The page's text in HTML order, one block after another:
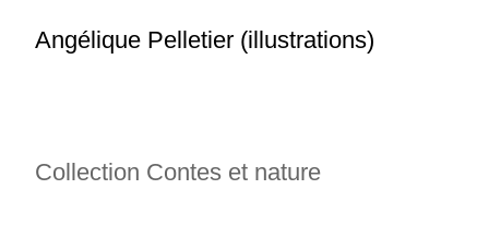
pleuvait de toutes les couleurs
Angélique Pelletier (illustrations)
Collection Contes et nature